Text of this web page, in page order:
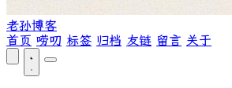
老孙博客
首页 唠叨 标签 归档 友链 留言 关于